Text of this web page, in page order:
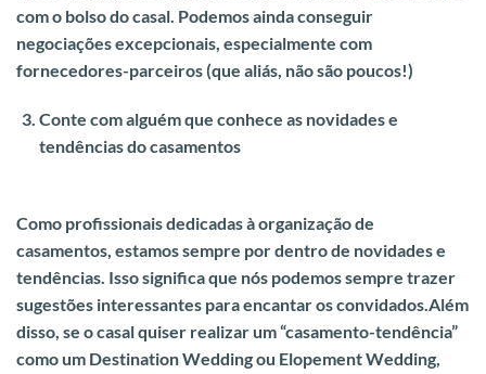
com o bolso do casal. Podemos ainda conseguir
negociações excepcionais, especialmente com
fornecedores-parceiros (que aliás, não são poucos!)
Conte com alguém que conhece as novidades e
tendências do casamentos
Como profissionais dedicadas à organização de
casamentos, estamos sempre por dentro de novidades e
tendências. Isso significa que nós podemos sempre trazer
sugestões interessantes para encantar os convidados.Além
disso, se o casal quiser realizar um “casamento-tendência”
como um Destination Wedding ou Elopement Wedding,